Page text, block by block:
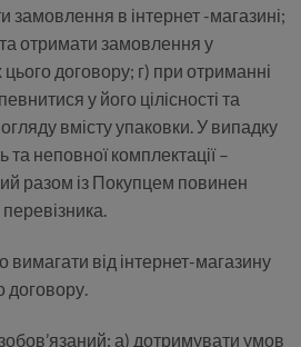
замовлення в інтернет -магазині;
отримати замовлення у
договору; г) при отриманні
у його цілісності та
вмісту упаковки. У випадку
неповної комплектації –
разом із Покупцем повинен
перевізника.
від інтернет-магазину
договору.
а) дотримувати умов